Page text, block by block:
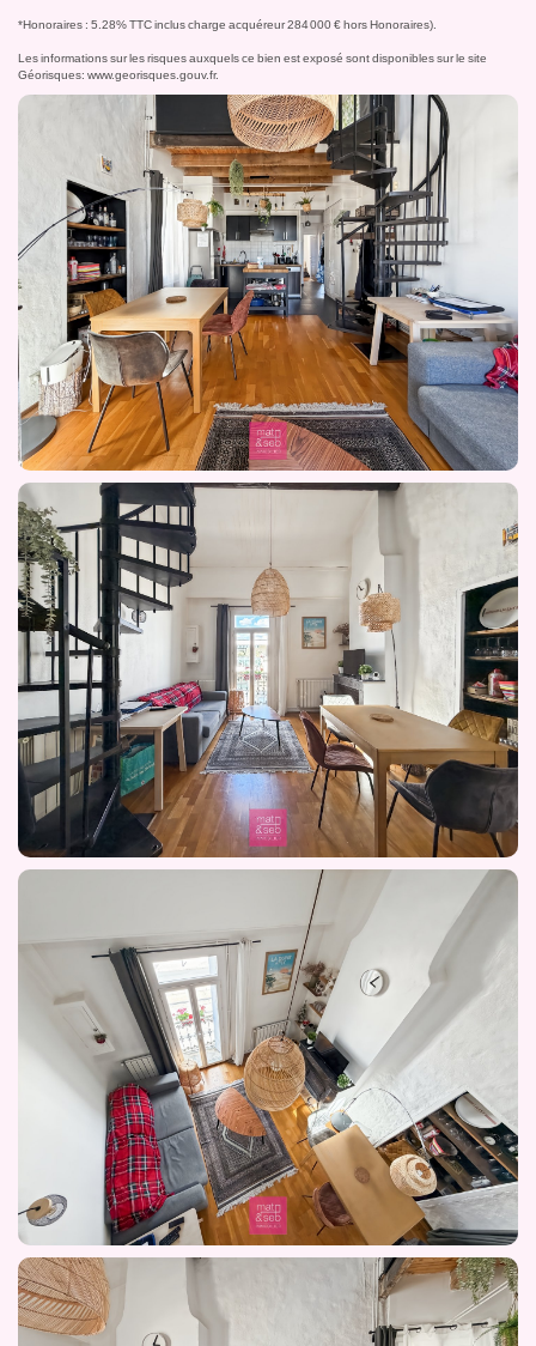
*Honoraires : 5.28% TTC inclus charge acquéreur 284 000 € hors Honoraires).
Les informations sur les risques auxquels ce bien est exposé sont disponibles sur le site
Géorisques: www.georisques.gouv.fr.